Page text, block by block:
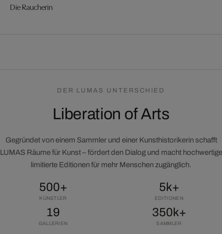
Die Raucherin
DER LUMAS UNTERSCHIED
Liberation of Arts
Gegründet von einem Sammler und einer Kunsthistorikerin schafft
LUMAS Räume für Kunst – fördert den Dialog und macht hochwertige
limitierte Editionen für mehr Menschen zugänglich.
500+
KÜNSTLER
5k+
EDITIONEN
19
GALLERIEN
350k+
SAMMLER